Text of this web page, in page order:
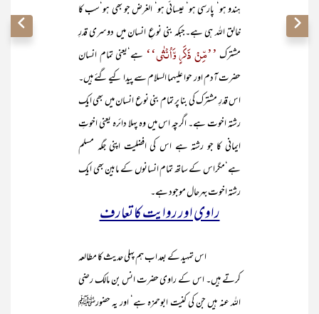
ہندو ہو‘ پارسی ہو‘ عیسائی ہو‘ الغرض جو بھی ہو‘سب کا
خالق اللہ ہی ہے۔جبکہ بنی نوعِ انسان میں دوسری قدرِ
مشترک’’مِّنْ ذَکَرٍ وَّاُنْثٰی‘‘ ہے‘یعنی تمام انسان
حضرت آدم اور حوا علیہما السلام سے پیدا کیے گئے ہیں۔
اس قدرِ مشترک کی بنا پر تمام بنی نوع انسان میں بھی ایک
رشتہ اخوت ہے۔ اگرچہ اس میں وہ پہلا دائرہ یعنی اخوتِ
ایمانی کا جو رشتہ ہے اس کی افضلیت اپنی جگہ مسلم
ہے‘مگراس کے ساتھ تمام انسانوں کے مابین بھی ایک
رشتہ اخوت بہرحال موجود ہے۔
راوی اور روایت کا تعارف
اس تمہید کے بعد اب ہم پہلی حدیث کا مطالعہ
کرتے ہیں۔ اس کے راوی حضرت انس بن مالک رضی
اللہ عنہ ہیں جن کی کنیت ابوحمزہ ہے‘ اور یہ حضورﷺ